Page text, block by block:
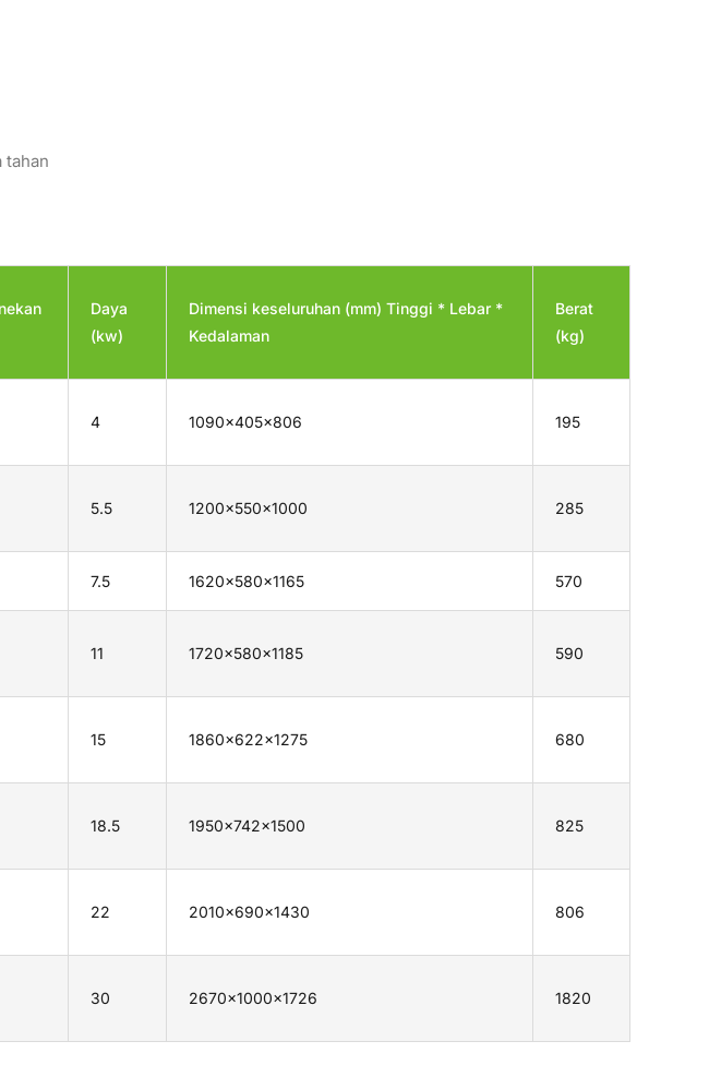
tahan
Daya
(kw)
Dimensi keseluruhan (mm) Tinggi * Lebar *
Kedalaman
Berat
(kg)
4 1090×405×806 195
5.5 1200×550×1000 285
7.5 1620×580×1165 570
11 1720×580×1185 590
15 1860×622×1275 680
18.5 1950×742×1500 825
22 2010×690×1430 806
30 2670×1000×1726 1820